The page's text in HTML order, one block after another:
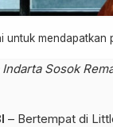
untuk mendapatkan
Sosok
– Bertempat di